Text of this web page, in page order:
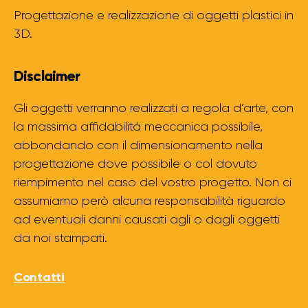
Progettazione e realizzazione di oggetti plastici in
3D.
Disclaimer
Gli oggetti verranno realizzati a regola d’arte, con
la massima affidabilitá meccanica possibile,
abbondando con il dimensionamento nella
progettazione dove possibile o col dovuto
riempimento nel caso del vostro progetto. Non ci
assumiamo però alcuna responsabilità riguardo
ad eventuali danni causati agli o dagli oggetti
da noi stampati.
Contatti